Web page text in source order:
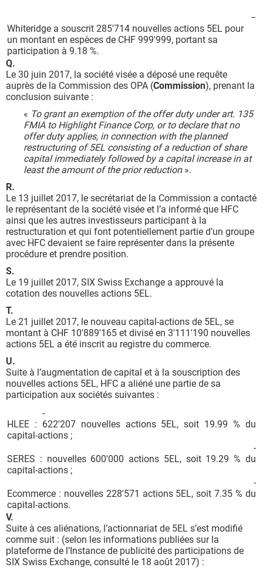
−
Whiteridge a souscrit 285'714 nouvelles actions 5EL pour
un montant en espèces de CHF 999'999, portant sa
participation à 9.18 %.
Q.
Le 30 juin 2017, la société visée a déposé une requête
auprès de la Commission des OPA (Commission), prenant la
conclusion suivante :
« To grant an exemption of the offer duty under art. 135
FMIA to Highlight Finance Corp, or to declare that no
offer duty applies, in connection with the planned
restructuring of 5EL consisting of a reduction of share
capital immediately followed by a capital increase in at
least the amount of the prior reduction».
R.
Le 13 juillet 2017, le secrétariat de la Commission a contacté
le représentant de la société visée et l’a informé que HFC
ainsi que les autres investisseurs participant à la
restructuration et qui font potentiellement partie d’un groupe
avec HFC devaient se faire représenter dans la présente
procédure et prendre position.
S.
Le 19 juillet 2017, SIX Swiss Exchange a approuvé la
cotation des nouvelles actions 5EL.
T.
Le 21 juillet 2017, le nouveau capital-actions de 5EL, se
montant à CHF 10'889'165 et divisé en 3'111'190 nouvelles
actions 5EL a été inscrit au registre du commerce.
U.
Suite à l’augmentation de capital et à la souscription des
nouvelles actions 5EL, HFC a aliéné une partie de sa
participation aux sociétés suivantes :
-
HLEE : 622'207 nouvelles actions 5EL, soit 19.99 % du
capital-actions ;
-
SERES : nouvelles 600'000 actions 5EL, soit 19.29 % du
capital-actions ;
-
Ecommerce : nouvelles 228'571 actions 5EL, soit 7.35 % du
capital-actions.
V.
Suite à ces aliénations, l’actionnariat de 5EL s’est modifié
comme suit : (selon les informations publiées sur la
plateforme de l’Instance de publicité des participations de
SIX Swiss Exchange, consulté le 18 août 2017) :